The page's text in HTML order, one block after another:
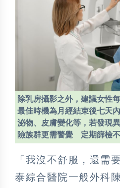
除乳房攝影之外，建議女性
最佳時機為月經結束後七天
泌物、皮膚變化等，若發現
險族群更需警覺 定期篩檢不
「我沒不舒服，還需
泰綜合醫院一般外科